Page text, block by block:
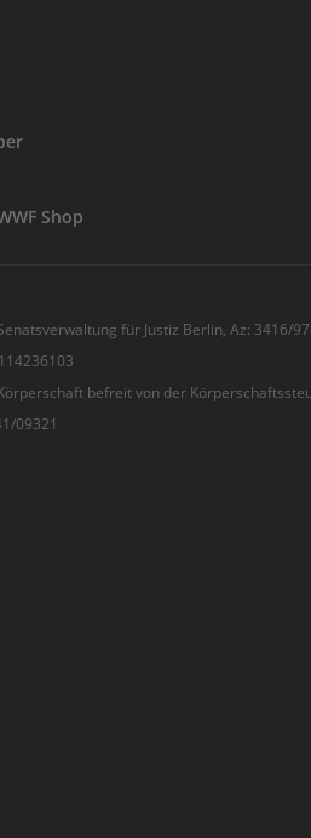
Shop
für Justiz Berlin, Az: 3416/
befreit von der
09321